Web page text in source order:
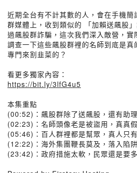
近期全台有不計其數的人，會在手機
群媒體上，收到類似的 「加賴送飆股
過飆股群詐騙，這次我們深入敵營，實
調查一下這些飆股群裡的名師到底是
專門來割韭菜的？
看更多獨家內容：
https://bit.ly/3lfG4u5
本集重點
(00:52)：飆股群除了送飆股，還有助
(02:23)：名師頭像老是被盜用，真真
(05:46)：百人群裡都是幫眾，真人只有
(12:22)：海外集團鞭長莫及，落入陷
(23:42)：政府措施太軟，民眾還是要